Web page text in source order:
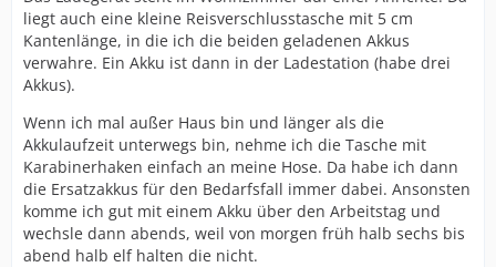
liegt auch eine kleine Reisverschlusstasche mit 5 cm
Kantenlänge, in die ich die beiden geladenen Akkus
verwahre. Ein Akku ist dann in der Ladestation (habe drei
Akkus).
Wenn ich mal außer Haus bin und länger als die
Akkulaufzeit unterwegs bin, nehme ich die Tasche mit
Karabinerhaken einfach an meine Hose. Da habe ich dann
die Ersatzakkus für den Bedarfsfall immer dabei. Ansonsten
komme ich gut mit einem Akku über den Arbeitstag und
wechsle dann abends, weil von morgen früh halb sechs bis
abend halb elf halten die nicht.